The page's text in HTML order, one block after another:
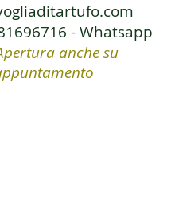
- Whatsapp
anche su